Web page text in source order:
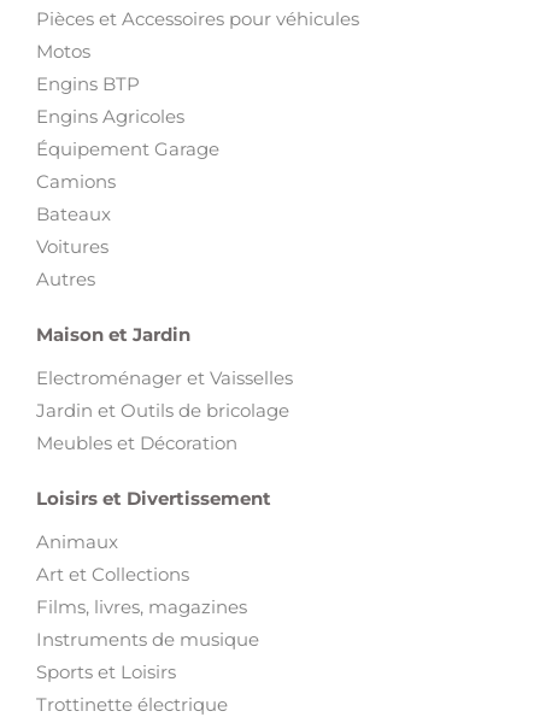
Pièces et Accessoires pour véhicules
Motos
Engins BTP
Engins Agricoles
Équipement Garage
Camions
Bateaux
Voitures
Autres
Maison et Jardin
Electroménager et Vaisselles
Jardin et Outils de bricolage
Meubles et Décoration
Loisirs et Divertissement
Animaux
Art et Collections
Films, livres, magazines
Instruments de musique
Sports et Loisirs
Trottinette électrique